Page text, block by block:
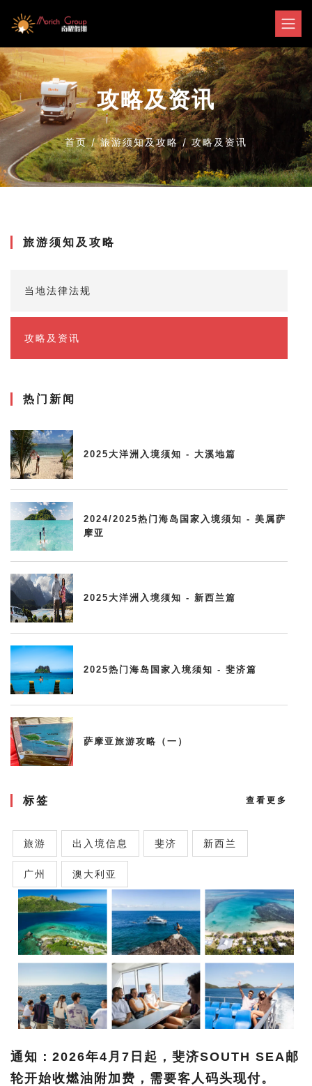
攻略及资讯
首页/旅游须知及攻略/攻略及资讯
旅游须知及攻略
当地法律法规
攻略及资讯
热门新闻
2025大洋洲入境须知 - 大溪地篇
2024/2025热门海岛国家入境须知 - 美属萨
摩亚
2025大洋洲入境须知 - 新西兰篇
2025热门海岛国家入境须知 - 斐济篇
萨摩亚旅游攻略（一）
标签 查看更多
旅游 出入境信息 斐济 新西兰
广州 澳大利亚
通知：2026年4月7日起，斐济SOUTH SEA邮
轮开始收燃油附加费，需要客人码头现付。